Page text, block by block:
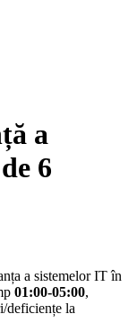
a
6
a sistemelor IT în
01:00-05:00,
deficiențe la